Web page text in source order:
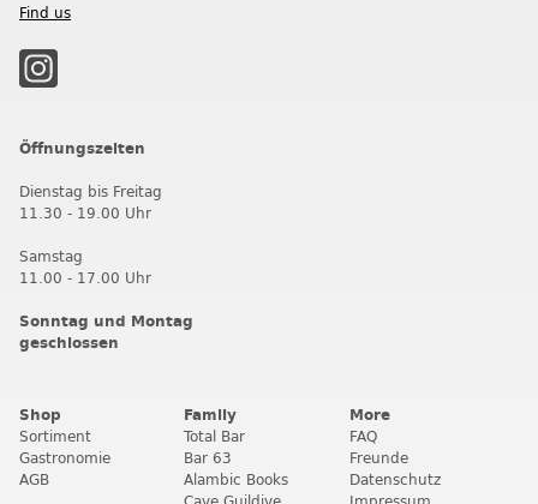
Find us
Öffnungszeiten
Dienstag bis Freitag
11.30 - 19.00 Uhr
Samstag
11.00 - 17.00 Uhr
Sonntag und Montag
geschlossen
Shop
Sortiment
Gastronomie
AGB
Family
Total Bar
Bar 63
Alambic Books
More
FAQ
Freunde
Datenschutz